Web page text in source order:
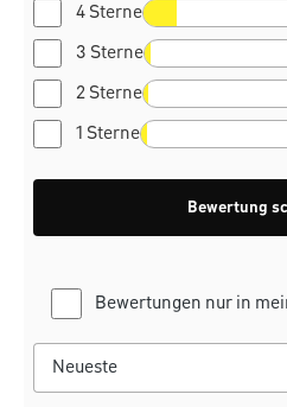
4 Sterne
3 Sterne
2 Sterne
1 Sterne
Bewertung
Bewertungen nur in